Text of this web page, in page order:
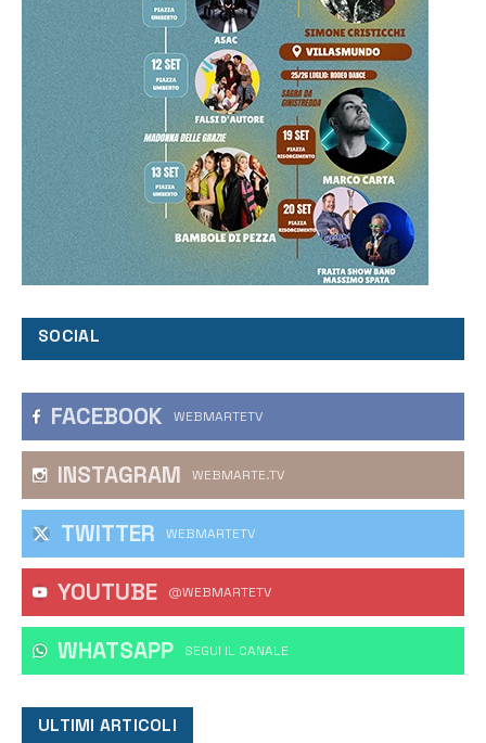
SOCIAL
FACEBOOK WEBMARTETV
INSTAGRAM WEBMARTE.TV
TWITTER WEBMARTETV
YOUTUBE @WEBMARTETV
WHATSAPP ‎SEGUI IL CANALE
ULTIMI ARTICOLI